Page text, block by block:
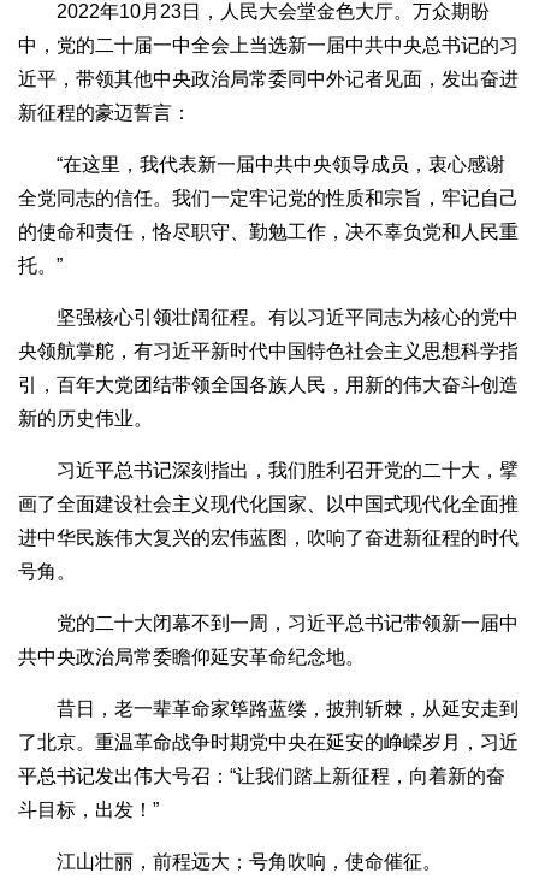
2022年10月23日，人民大会堂金色大厅。万众期盼
中，党的二十届一中全会上当选新一届中共中央总书记的习
近平，带领其他中央政治局常委同中外记者见面，发出奋进
新征程的豪迈誓言：
“在这里，我代表新一届中共中央领导成员，衷心感谢
全党同志的信任。我们一定牢记党的性质和宗旨，牢记自己
的使命和责任，恪尽职守、勤勉工作，决不辜负党和人民重
托。”
坚强核心引领壮阔征程。有以习近平同志为核心的党中
央领航掌舵，有习近平新时代中国特色社会主义思想科学指
引，百年大党团结带领全国各族人民，用新的伟大奋斗创造
新的历史伟业。
习近平总书记深刻指出，我们胜利召开党的二十大，擘
画了全面建设社会主义现代化国家、以中国式现代化全面推
进中华民族伟大复兴的宏伟蓝图，吹响了奋进新征程的时代
号角。
党的二十大闭幕不到一周，习近平总书记带领新一届中
共中央政治局常委瞻仰延安革命纪念地。
昔日，老一辈革命家筚路蓝缕，披荆斩棘，从延安走到
了北京。重温革命战争时期党中央在延安的峥嵘岁月，习近
平总书记发出伟大号召：“让我们踏上新征程，向着新的奋
斗目标，出发！”
江山壮丽，前程远大；号角吹响，使命催征。